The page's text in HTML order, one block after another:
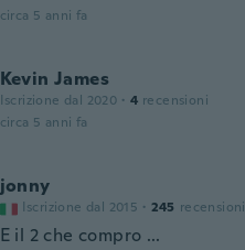
circa 5 anni fa
Kevin James
Iscrizione dal 2020 · 4 recensioni
circa 5 anni fa
jonny
Iscrizione dal 2015 · 245 recensioni
E il 2 che compro ...